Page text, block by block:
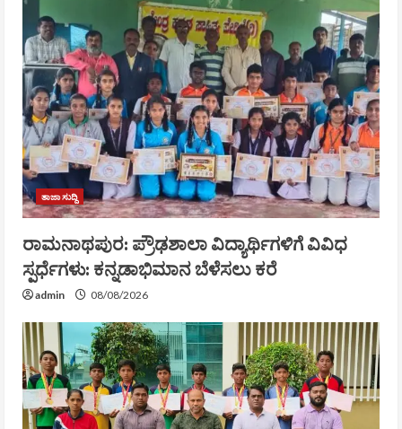
ತಾಜಾ ಸುದ್ದಿ
ರಾಮನಾಥಪುರ: ಪ್ರೌಢಶಾಲಾ ವಿದ್ಯಾರ್ಥಿಗಳಿಗೆ ವಿವಿಧ
ಸ್ಪರ್ಧೆಗಳು: ಕನ್ನಡಾಭಿಮಾನ ಬೆಳೆಸಲು ಕರೆ
admin 08/08/2026